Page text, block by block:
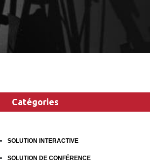
Catégories
SOLUTION INTERACTIVE
SOLUTION DE CONFÉRENCE